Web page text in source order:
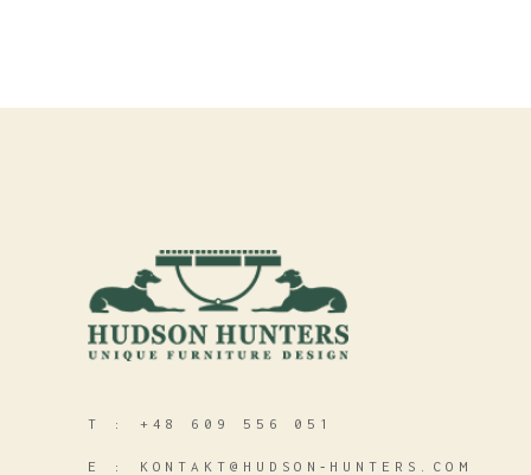
T : +48 609 556 051
E : KONTAKT@HUDSON‑HUNTERS.COM